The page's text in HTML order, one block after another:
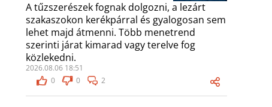
A tűzszerészek fognak dolgozni, a lezárt
szakaszokon kerékpárral és gyalogosan sem
lehet majd átmenni. Több menetrend
szerinti járat kimarad vagy terelve fog
közlekedni.
2026.08.06 18:51
0
0 2